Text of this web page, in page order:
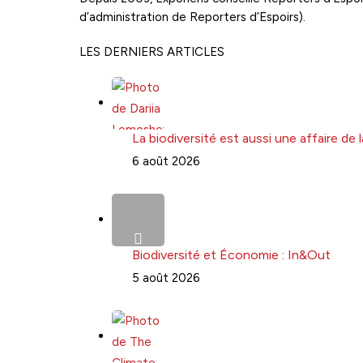
d’administration de Reporters d’Espoirs).
LES DERNIERS ARTICLES
La biodiversité est aussi une affaire de
6 août 2026
Biodiversité et Économie : In&Out
5 août 2026